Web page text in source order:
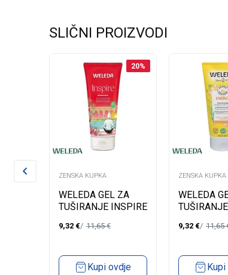
SLIČNI PROIZVODI
20%
ZENSKA KUPKA
WELEDA GEL ZA
TUŠIRANJE INSPIRE
9,32 € 11,65€
Kupi ovdje
ZENSKA KUPKA
WELEDA
9,32 € 11,65